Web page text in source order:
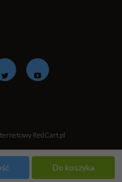
Do koszyka
RedCart.pl